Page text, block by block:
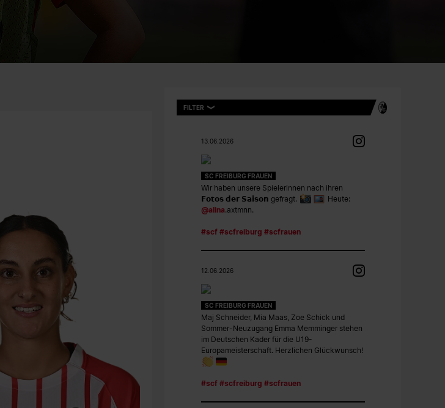
FILTER
13.06.2026
SC FREIBURG FRAUEN
Wir haben unsere Spielerinnen nach ihren
𝗙𝗼𝘁𝗼𝘀 𝗱𝗲𝗿 𝗦𝗮𝗶𝘀𝗼𝗻 gefragt.
Heute:
@alina.axtmnn.
#scf #scfreiburg #scfrauen
12.06.2026
SC FREIBURG FRAUEN
Maj Schneider, Mia Maas, Zoe Schick und
Sommer-Neuzugang Emma Memminger stehen
im Deutschen Kader für die U19-
Europameisterschaft. Herzlichen Glückwunsch!
#scf #scfreiburg #scfrauen